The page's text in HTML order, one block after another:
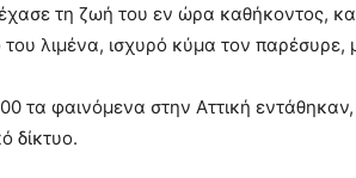
τη ζωή του εν ώρα καθήκοντος,
του λιμένα, ισχυρό κύμα τον
τα φαινόμενα στην Αττική
δίκτυο.